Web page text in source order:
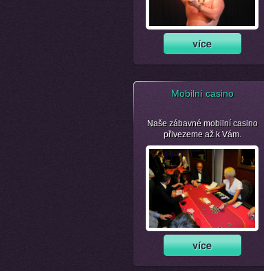
Mobilní casino
Naše zábavné mobilní casino
přivezeme až k Vám.